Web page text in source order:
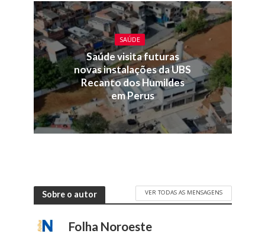
SAÚDE
Saúde visita futuras
novas instalações da UBS
Recanto dos Humildes
em Perus
Sobre o autor VER TODAS AS MENSAGENS
Folha Noroeste